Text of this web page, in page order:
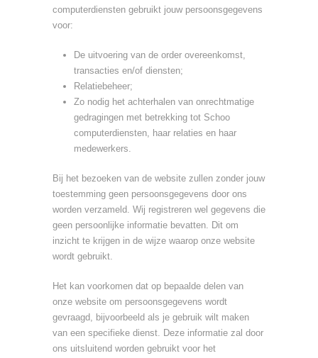
computerdiensten gebruikt jouw persoonsgegevens
voor:
De uitvoering van de order overeenkomst,
transacties en/of diensten;
Relatiebeheer;
Zo nodig het achterhalen van onrechtmatige
gedragingen met betrekking tot Schoo
computerdiensten, haar relaties en haar
medewerkers.
Bij het bezoeken van de website zullen zonder jouw
toestemming geen persoonsgegevens door ons
worden verzameld. Wij registreren wel gegevens die
geen persoonlijke informatie bevatten. Dit om
inzicht te krijgen in de wijze waarop onze website
wordt gebruikt.
Het kan voorkomen dat op bepaalde delen van
onze website om persoonsgegevens wordt
gevraagd, bijvoorbeeld als je gebruik wilt maken
van een specifieke dienst. Deze informatie zal door
ons uitsluitend worden gebruikt voor het